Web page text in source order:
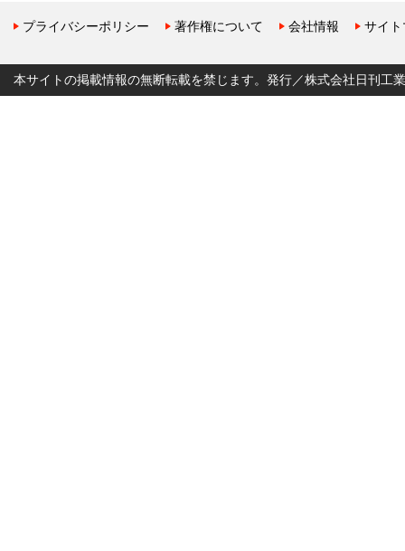
プライバシーポリシー 著作権について 会社情報 サイ
本サイトの掲載情報の無断転載を禁じます。発行／株式会社日刊